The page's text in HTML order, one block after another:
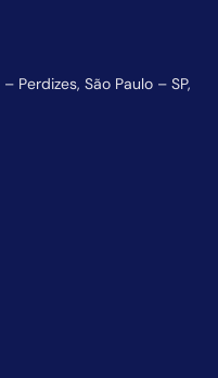
Perdizes, São Paulo – SP,